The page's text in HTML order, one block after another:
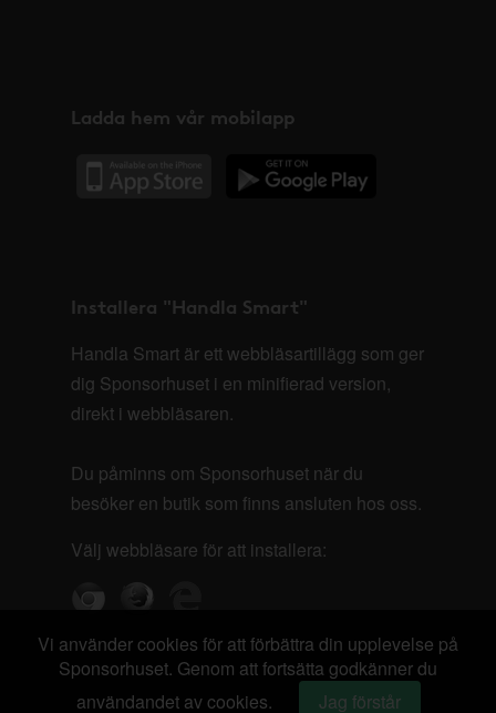
Ladda hem vår mobilapp
Installera "Handla Smart"
Handla Smart är ett webbläsartillägg som ger
dig Sponsorhuset i en minifierad version,
direkt i webbläsaren.
Du påminns om Sponsorhuset när du
besöker en butik som finns ansluten hos oss.
Välj webbläsare för att installera:
Vi använder cookies för att förbättra din upplevelse på
Sponsorhuset. Genom att fortsätta godkänner du
användandet av cookies.
Jag förstår